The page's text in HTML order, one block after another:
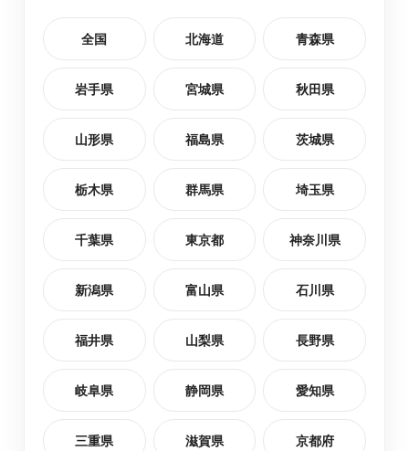
全国 北海道 青森県
岩手県 宮城県 秋田県
山形県 福島県 茨城県
栃木県 群馬県 埼玉県
千葉県 東京都 神奈川県
新潟県 富山県 石川県
福井県 山梨県 長野県
岐阜県 静岡県 愛知県
三重県 滋賀県 京都府